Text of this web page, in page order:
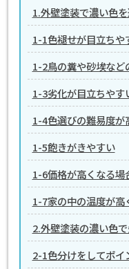
1.外壁塗装で濃い色
1-1色褪せが目立ちや
1-2鳥の糞や砂埃など
1-3劣化が目立ちやす
1-4色選びの難易度が
1-5飽きがきやすい
1-6価格が高くなる場
1-7家の中の温度が高
2.外壁塗装の濃い色
2-1色分けをしてポイ